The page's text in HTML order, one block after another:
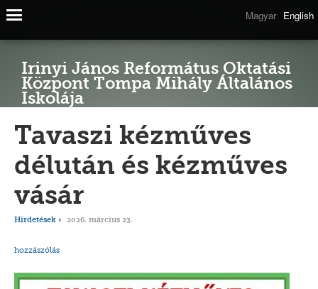
Magyar English
Irinyi János Református Oktatási
Központ Tompa Mihály Általános
Iskolája
Tavaszi kézműves
délután és kézműves
vásár
Hirdetések 2026. március 23.
hozzászólás